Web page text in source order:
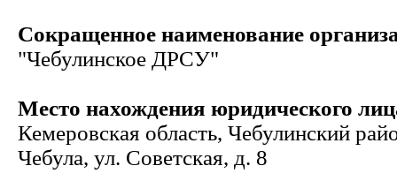
Сокращенное наименование
"Чебулинское ДРСУ"
Место нахождения юридического
Кемеровская область, Чебулинский
Чебула, ул. Советская, д. 8